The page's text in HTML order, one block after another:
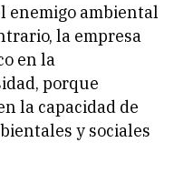
enemigo ambiental
la empresa
en la
porque
la capacidad de
y sociales